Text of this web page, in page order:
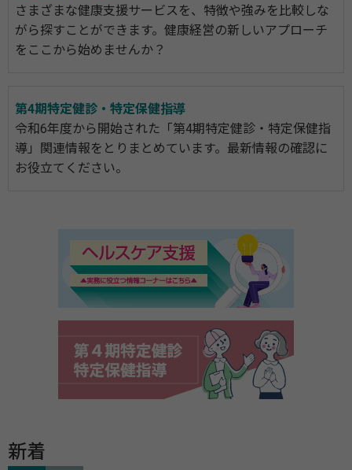
さまざまな健康支援サービスを、特徴や強みを比較しな
がら探すことができます。健康経営の新しいアプローチ
をここから始めませんか？
第4期特定健診・特定保健指導
令和6年度から開始された「第4期特定健診・特定保健指
導」関連情報をとりまとめています。最新情報の確認に
お役立てください。
新着